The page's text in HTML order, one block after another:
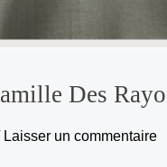
Des
Laisser un commentaire